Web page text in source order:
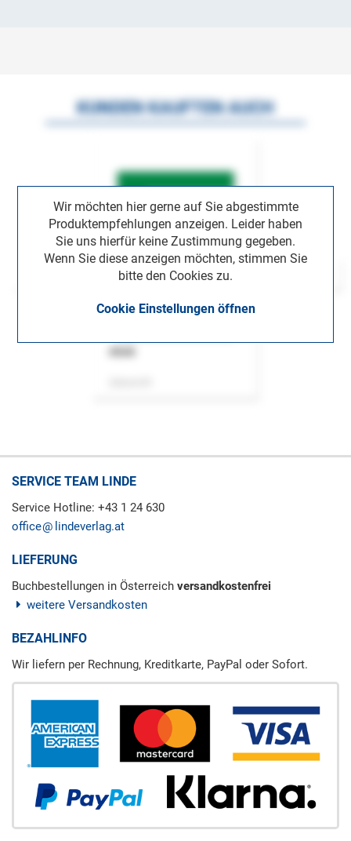
Wir möchten hier gerne auf Sie abgestimmte
Produktempfehlungen anzeigen. Leider haben
Sie uns hierfür keine Zustimmung gegeben.
Wenn Sie diese anzeigen möchten, stimmen Sie
bitte den Cookies zu.
Cookie Einstellungen öffnen
KUNDEN KAUFTEN AUCH
SERVICE TEAM LINDE
Service Hotline: +43 1 24 630
office
lindeverlag.at
LIEFERUNG
Buchbestellungen in Österreich versandkostenfrei
weitere Versandkosten
BEZAHLINFO
Wir liefern per Rechnung, Kreditkarte, PayPal oder Sofort.